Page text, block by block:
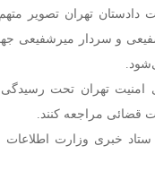
تهران تصویر
و سردار میرشفیعی
تهران تحت رسیدگی
قضائی مراجعه کنند.